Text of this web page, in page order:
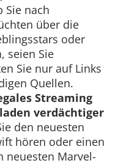
Sie nach
über die
oder
seien Sie
Sie nur auf Links
Quellen.
Streaming
verdächtiger
den neuesten
hören oder einen
neuesten Marvel-